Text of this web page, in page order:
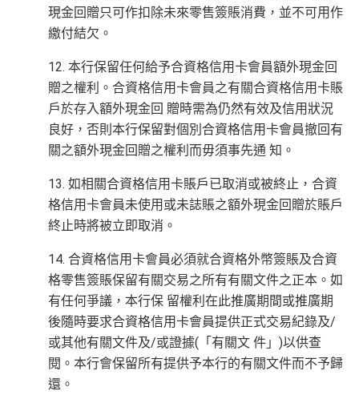
現金回贈只可作扣除未來零售簽賬消費，並不可用作
繳付結欠。
12. 本行保留任何給予合資格信用卡會員額外現金回
贈之權利。合資格信用卡會員之有關合資格信用卡賬
戶於存入額外現金回 贈時需為仍然有效及信用狀況
良好，否則本行保留對個別合資格信用卡會員撤回有
關之額外現金回贈之權利而毋須事先通 知。
13. 如相關合資格信用卡賬戶已取消或被終止，合資
格信用卡會員未使用或未誌賬之額外現金回贈於賬戶
終止時將被立即取消。
14. 合資格信用卡會員必須就合資格外幣簽賬及合資
格零售簽賬保留有關交易之所有有關文件之正本。如
有任何爭議，本行保 留權利在此推廣期間或推廣期
後隨時要求合資格信用卡會員提供正式交易紀錄及/
或其他有關文件及/或證據(「有關文 件」)以供查
閱。本行會保留所有提供予本行的有關文件而不予歸
還。